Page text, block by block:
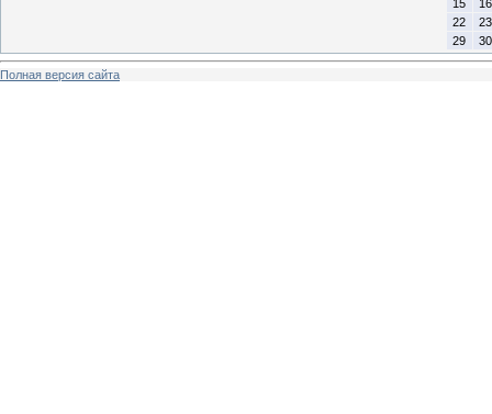
15
16
22
23
29
30
Полная версия сайта